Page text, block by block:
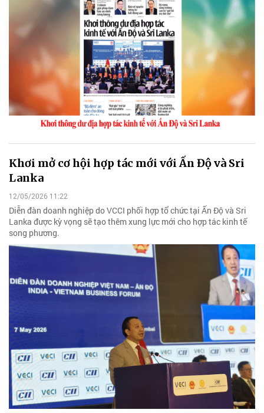
Khơi mở cơ hội hợp tác mới với Ấn Độ và Sri
Lanka
12/05/2026 11:22
Diễn đàn doanh nghiệp do VCCI phối hợp tổ chức tại Ấn Độ và Sri
Lanka được kỳ vọng sẽ tạo thêm xung lực mới cho hợp tác kinh tế
song phương.